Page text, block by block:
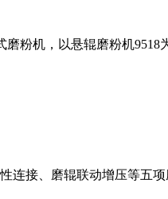
粉机，以悬辊磨粉机9518
连接、磨辊联动增压等五